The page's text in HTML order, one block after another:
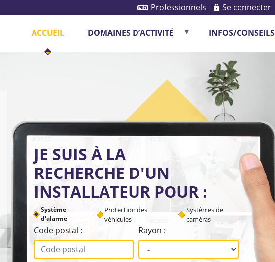
Professionnels Se connecter
ACCUEIL DOMAINES D’ACTIVITÉ
Monitoring
INFOS/CONSEILS
JE SUIS À LA
RECHERCHE D'UN
INSTALLATEUR POUR :
Système
d'alarme
Protection des
véhicules
Systèmes de
caméras
Code postal : Rayon :